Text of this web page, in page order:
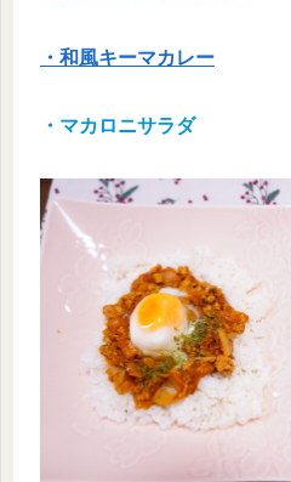
・和風キーマカレー
・マカロニサラダ